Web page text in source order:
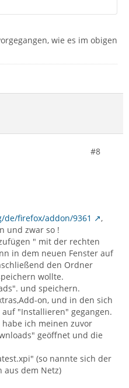
wie es im obigen
#8
firefox/addon/9361
,
und zwar so !
" mit der rechten
in dem neuen Fenster auf
den Ordner
wollte.
und speichern.
on, und in den sich
"Installieren" gegangen.
ich meinen zuvor
geöffnet und die
(so nannte sich der
aus dem Netz)